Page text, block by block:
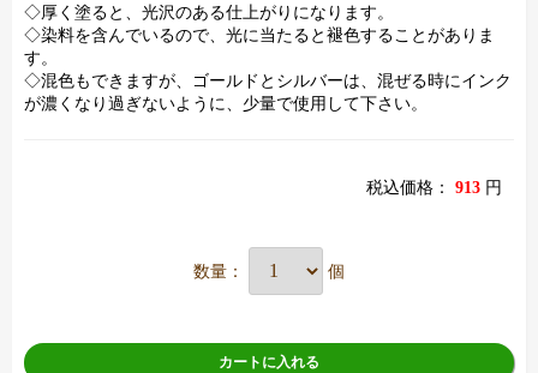
◇厚く塗ると、光沢のある仕上がりになります。
◇染料を含んでいるので、光に当たると褪色することがありま
す。
◇混色もできますが、ゴールドとシルバーは、混ぜる時にインク
が濃くなり過ぎないように、少量で使用して下さい。
税込価格： 913 円
数量： 個
カートに入れる